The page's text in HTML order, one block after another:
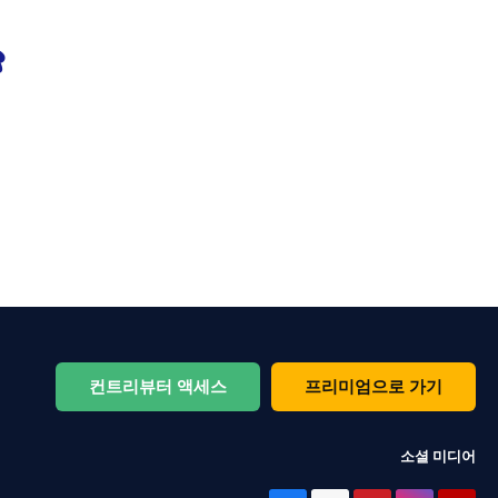
컨트리뷰터 액세스 프리미엄으로 가기
소셜 미디어